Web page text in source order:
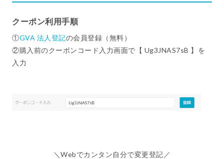
クーポン利用手順
①GVA 法人登記の会員登録（無料）
②購入前のクーポンコード入力画面で【 Ug3JNAS7sB 】を
入力
＼Webでカンタン自分で変更登記／